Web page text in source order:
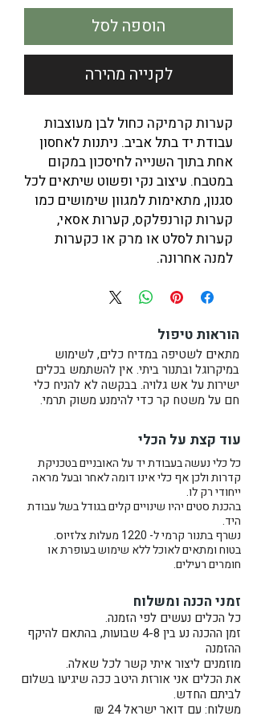
הוספה לסל
לקנייה מהירה
קערות קרמיקה כחול לבן מעוצבות
עבודת יד בתל אביב. ניתנות לאחסון
אחת בתוך השנייה לחיסכון במקום
במטבח. עיצוב נקי ופשוט שיתאים לכל
סגנון, מתאימות למגוון שימושים כמו
קערות קורנפלקס, קערות אסאי,
קערות לסלט או מרק או כקערות
למנה אחרונה.
מידות בקירוב:
קוטר: 16 ס"מ
נפח: 400 מ"ל
(מלא עד השפה)
המחיר הנו לקערה אחת.
כל קערה נעשית בעבודת יד על
האובניים בטכניקת קדרות.
הוראות טיפול
מתאים לשטיפה במדיח כלים, לשימוש
במיקרוגל ובתנור ביתי. אין להשתמש בכלים
ישירות על אש גלויה. בבקשה לא להניח כלי
חם על משטח קר כדי להימנע משוק תרמי.
עוד קצת על הכלי
כל כלי נעשה בעבודת יד על האובניים בטכניקת
קדרות ולכן אף כלי אינו דומה לאחר ובעל מראה
ייחודי רק לו.
בהכנת סטים יהיו שינויים קלים בגודל בשל עבודת
היד.
נשרף בתנור קרמי ל- 1220 מעלות צלזיוס.
בטוח ומתאים לאוכל ללא שימוש בעופרת או
חומרים רעילים.
זמני הכנה ומשלוח
כל הכלים נעשים לפי הזמנה.
זמן ההכנה נע בין 4-8 שבועות, בהתאם להיקף
ההזמנה
מוזמנים ליצור איתי קשר לכל שאלה.
את הכלים אני אורזת היטב ככה שיגיעו בשלום
לביתם החדש.
משלוח: עם דואר ישראל 24 ₪